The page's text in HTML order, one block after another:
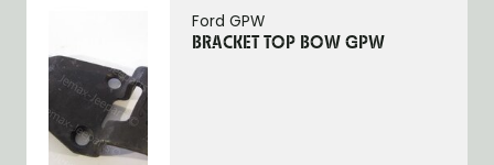
Ford GPW
BRACKET TOP BOW GPW